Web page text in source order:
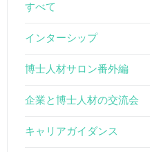
すべて
インターシップ
博士人材サロン番外編
企業と博士人材の交流会
キャリアガイダンス